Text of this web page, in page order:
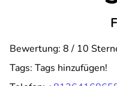
Bewertung: 8 / 10
Tags: Tags hinzufügen!